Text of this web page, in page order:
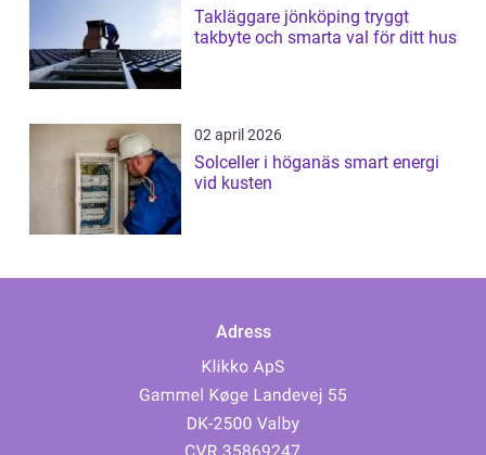
Takläggare jönköping tryggt
takbyte och smarta val för ditt hus
02 april 2026
Solceller i höganäs smart energi
vid kusten
Adress